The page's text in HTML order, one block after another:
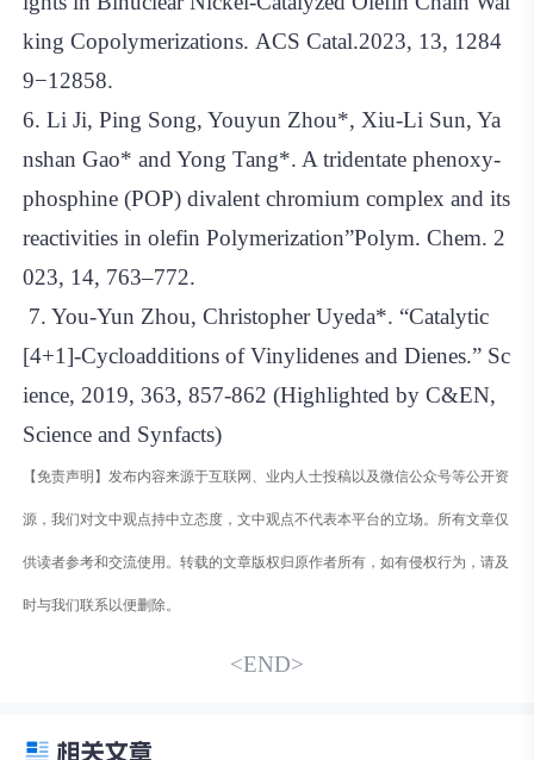
king Copolymerizations. ACS Catal.2023, 13, 1284
9−12858.
6. Li Ji, Ping Song, Youyun Zhou*, Xiu-Li Sun, Ya
nshan Gao* and Yong Tang*. A tridentate phenoxy-
phosphine (POP) divalent chromium complex and its
reactivities in olefin Polymerization”Polym. Chem. 2
023, 14, 763–772.
7. You-Yun Zhou, Christopher Uyeda*. “Catalytic
[4+1]-Cycloadditions of Vinylidenes and Dienes.” Sc
ience, 2019, 363, 857-862 (Highlighted by C&EN,
Science and Synfacts)
【免责声明】发布内容来源于互联网、业内人士投稿以及微信公众号等公开资
源，我们对文中观点持中立态度，文中观点不代表本平台的立场。所有文章仅
供读者参考和交流使用。转载的文章版权归原作者所有，如有侵权行为，请及
时与我们联系以便删除。
<END>